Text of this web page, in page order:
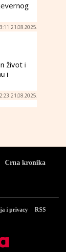
21.08.2025.
život i
i
21.08.2025.
Crna kronika
i privacy
RSS